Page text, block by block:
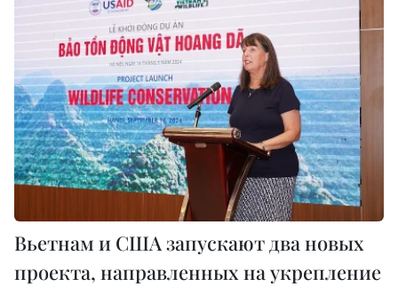
Вьетнам и США запускают два новых
проекта, направленных на укрепление